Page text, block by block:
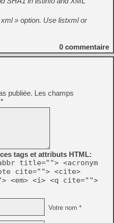
» option. Use listxml or
0 commentaire
publiée. Les champs
*
tags et attributs HTML:
title=""> <acronym
cite=""> <cite>
<em> <i> <q cite="">
Votre nom *